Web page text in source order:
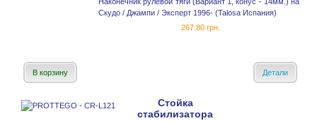
Скудо / Джампи / Эксперт 1996- (Talosa Испания)
267.80 грн.
В корзину Детали
Стойка
стабилизатора